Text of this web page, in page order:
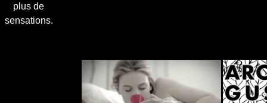
plus de
sensations.